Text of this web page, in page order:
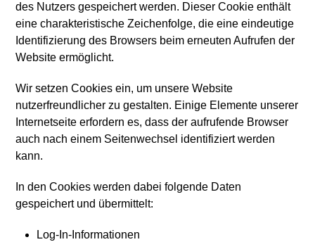
des Nutzers gespeichert werden. Dieser Cookie enthält
eine charakteristische Zeichenfolge, die eine eindeutige
Identifizierung des Browsers beim erneuten Aufrufen der
Website ermöglicht.
Wir setzen Cookies ein, um unsere Website
nutzerfreundlicher zu gestalten. Einige Elemente unserer
Internetseite erfordern es, dass der aufrufende Browser
auch nach einem Seitenwechsel identifiziert werden
kann.
In den Cookies werden dabei folgende Daten
gespeichert und übermittelt:
Log-In-Informationen